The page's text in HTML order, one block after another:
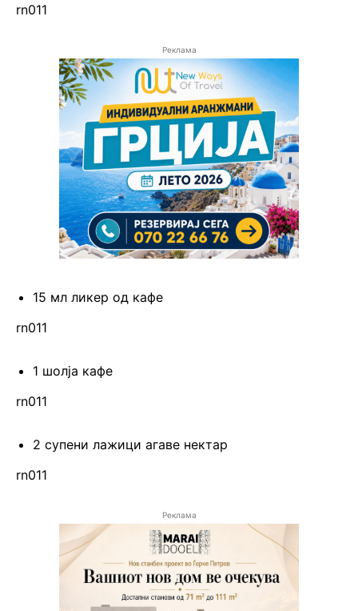
rn011
Реклама
15 мл ликер од кафе
rn011
1 шолја кафе
rn011
2 супени лажици агаве нектар
rn011
Реклама